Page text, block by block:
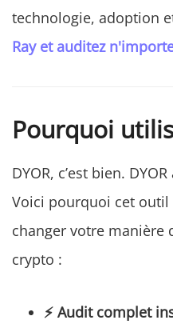
technologie, adoption
Ray et auditez
Pourquoi
DYOR, c’est bien.
Voici pourquoi cet
changer votre manière
crypto :
⚡ Audit complet